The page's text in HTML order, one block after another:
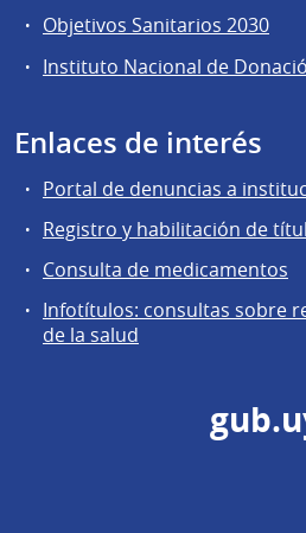
Objetivos Sanitarios 2030
Instituto Nacional de
Enlaces de interés
Portal de denuncias a
Registro y habilitación de
Consulta de medicamentos
Infotítulos: consultas sobre
de la salud